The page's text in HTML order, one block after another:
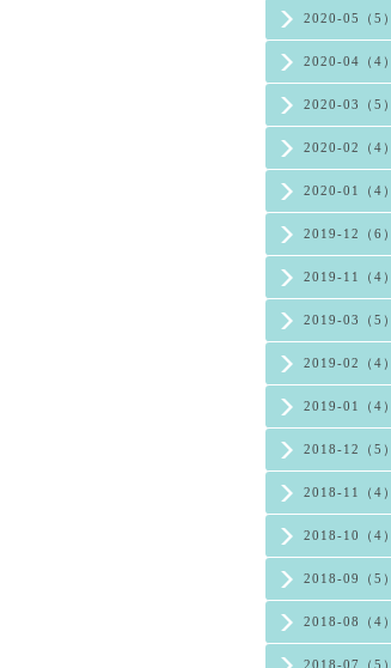
2020-05（5）
2020-04（4）
2020-03（5）
2020-02（4）
2020-01（4）
2019-12（6）
2019-11（4）
2019-03（5）
2019-02（4）
2019-01（4）
2018-12（5）
2018-11（4）
2018-10（4）
2018-09（5）
2018-08（4）
2018-07（5）